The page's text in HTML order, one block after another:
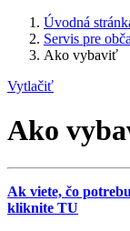
Úvodná
Servis pre
Ako vybaviť
Vytlačiť
Ako
Ak viete, čo
kliknite TU